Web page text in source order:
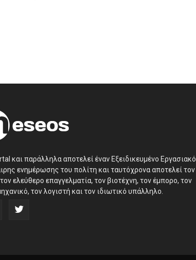
και παράλληλα αποτελεί έναν Εξειδικευμένο Εργασιακό
ενημέρωσης του πολίτη και ταυτόχρονα αποτελεί τον
ελεύθερο επαγγελματία, τον βιοτέχνη, τον έμπορο, τον
τον λογιστή και τον ιδιωτικό υπάλληλο.